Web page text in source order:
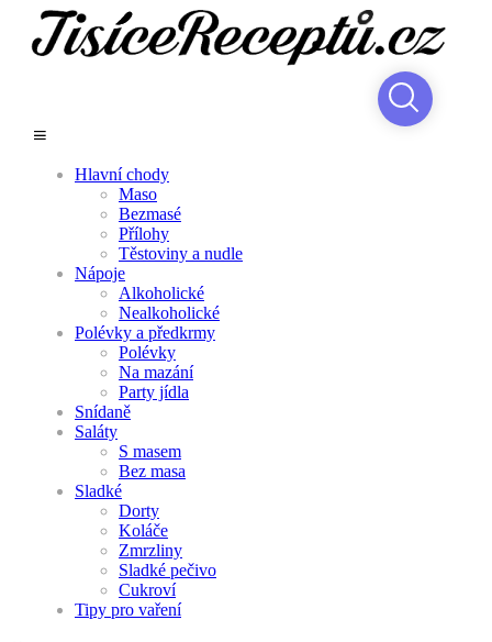
Hlavní chody
Maso
Bezmasé
Přílohy
Těstoviny a nudle
Nápoje
Alkoholické
Nealkoholické
Polévky a předkrmy
Polévky
Na mazání
Party jídla
Snídaně
Saláty
S masem
Bez masa
Sladké
Dorty
Koláče
Zmrzliny
Sladké pečivo
Cukroví
Tipy pro vaření